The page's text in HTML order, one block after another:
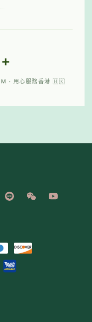
· 用心服務香港 🇭🇰